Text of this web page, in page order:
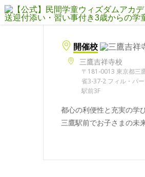
開催校
三鷹吉祥寺校
〒181-0013 東京都三
雀3-37-2 フィル・パ
駅前3F
都心の利便性と充実の学
三鷹駅前でお子さまの未